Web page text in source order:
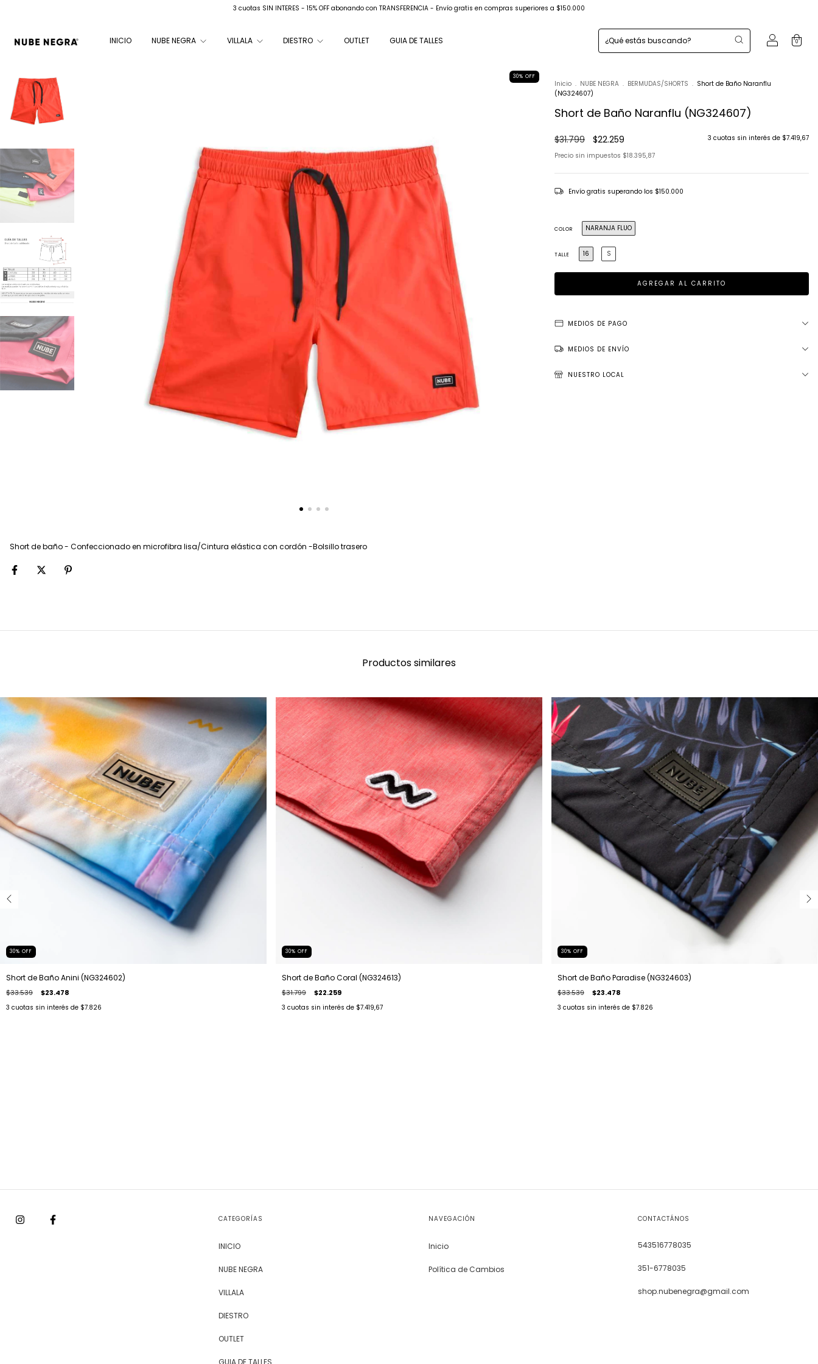
3 cuotas SIN INTERES - 15% OFF abonando con TRANSFERENCIA - Envío gratis en compras superiores a $150.000
INICIO NUBE NEGRA VILLALA DIESTRO OUTLET GUIA DE TALLES 0
30% OFF
Inicio . NUBE NEGRA . BERMUDAS/SHORTS . Short de Baño Naranflu
(NG324607)
Short de Baño Naranflu (NG324607)
$31.799 $22.259 3 cuotas sin interés de $7.419,67
Precio sin impuestos $18.395,87
Envío gratis superando los $150.000
COLOR NARANJA FLUO
TALLE 16 S
MEDIOS DE PAGO
MEDIOS DE ENVÍO
NUESTRO LOCAL
Short de baño - Confeccionado en microfibra lisa/Cintura elástica con cordón -Bolsillo trasero
Productos similares
30% OFF
Short de Baño Anini (NG324602)
$33.539 $23.478
3 cuotas sin interés de $7.826
30% OFF
Short de Baño Coral (NG324613)
$31.799 $22.259
3 cuotas sin interés de $7.419,67
30% OFF
Short de Baño Paradise (NG324603)
$33.539 $23.478
3 cuotas sin interés de $7.826
CATEGORÍAS
INICIO
NUBE NEGRA
VILLALA
DIESTRO
OUTLET
NAVEGACIÓN
Inicio
Política de Cambios
CONTACTÁNOS
543516778035
351-6778035
shop.nubenegra@gmail.com